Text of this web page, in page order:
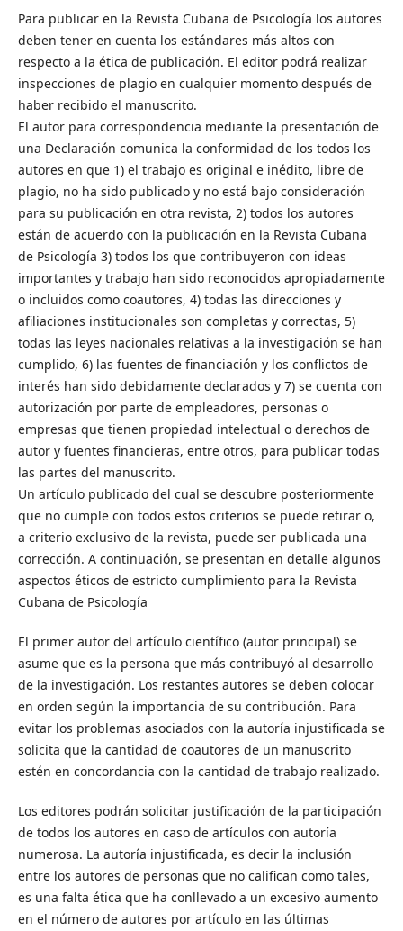
Para publicar en la Revista Cubana de Psicología los autores
deben tener en cuenta los estándares más altos con
respecto a la ética de publicación. El editor podrá realizar
inspecciones de plagio en cualquier momento después de
haber recibido el manuscrito.
El autor para correspondencia mediante la presentación de
una Declaración comunica la conformidad de los todos los
autores en que 1) el trabajo es original e inédito, libre de
plagio, no ha sido publicado y no está bajo consideración
para su publicación en otra revista, 2) todos los autores
están de acuerdo con la publicación en la Revista Cubana
de Psicología 3) todos los que contribuyeron con ideas
importantes y trabajo han sido reconocidos apropiadamente
o incluidos como coautores, 4) todas las direcciones y
afiliaciones institucionales son completas y correctas, 5)
todas las leyes nacionales relativas a la investigación se han
cumplido, 6) las fuentes de financiación y los conflictos de
interés han sido debidamente declarados y 7) se cuenta con
autorización por parte de empleadores, personas o
empresas que tienen propiedad intelectual o derechos de
autor y fuentes financieras, entre otros, para publicar todas
las partes del manuscrito.
Un artículo publicado del cual se descubre posteriormente
que no cumple con todos estos criterios se puede retirar o,
a criterio exclusivo de la revista, puede ser publicada una
corrección. A continuación, se presentan en detalle algunos
aspectos éticos de estricto cumplimiento para la Revista
Cubana de Psicología
El primer autor del artículo científico (autor principal) se
asume que es la persona que más contribuyó al desarrollo
de la investigación. Los restantes autores se deben colocar
en orden según la importancia de su contribución. Para
evitar los problemas asociados con la autoría injustificada se
solicita que la cantidad de coautores de un manuscrito
estén en concordancia con la cantidad de trabajo realizado.
Los editores podrán solicitar justificación de la participación
de todos los autores en caso de artículos con autoría
numerosa. La autoría injustificada, es decir la inclusión
entre los autores de personas que no califican como tales,
es una falta ética que ha conllevado a un excesivo aumento
en el número de autores por artículo en las últimas